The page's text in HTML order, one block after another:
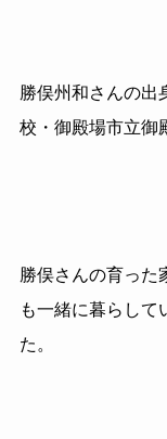
勝俣州和さんの出
校・御殿場市立御
勝俣さんの育った
も一緒に暮らして
た。